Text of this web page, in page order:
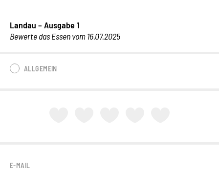
Landau – Ausgabe 1
Bewerte das Essen vom 16.07.2025
ALLGEMEIN
E-MAIL